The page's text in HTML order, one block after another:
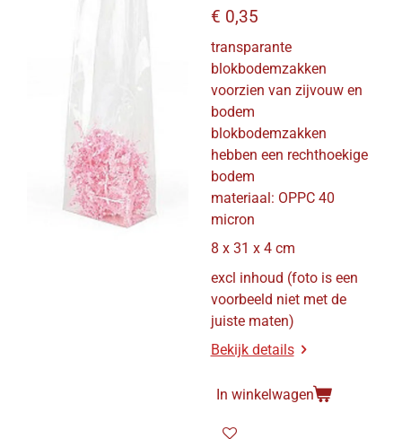
€ 0,35
transparante
blokbodemzakken
voorzien van zijvouw en
bodem
blokbodemzakken
hebben een rechthoekige
bodem
materiaal: OPPC 40
micron
8 x 31 x 4 cm
excl inhoud (foto is een
voorbeeld niet met de
juiste maten)
Bekijk details
In winkelwagen